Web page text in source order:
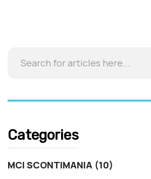
Categories
MCI SCONTIMANIA (10)